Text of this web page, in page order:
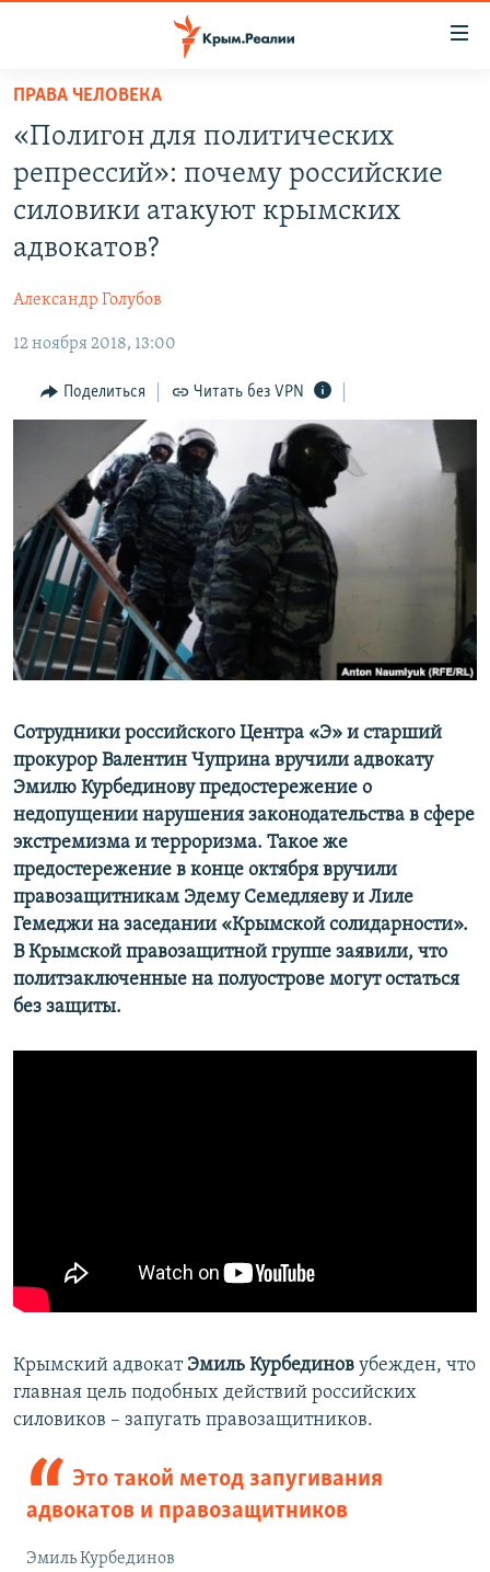
Вернуться
основному
содержанию
Вернутся
главной
Вернутся
КАРТА ВОЕННЫХ ОБЪЕКТОВ КРЫМА
ВОДА
ИНТЕРАКТИВ
ИНФОГРАФИКА
ТЕЛЕПРОЕКТ КРЫМ.РЕАЛИИ
СОВЕТЫ ПРАВОЗАЩИТНИКОВ
ПРОПАВШИЕ БЕЗ ВЕСТИ
ПОБЕДИТЕЛЕЙ НЕ СУДЯТ?
КРЫМ.НЕПОКОРЕННЫЙ
ELIFBE
УКРАИНСКАЯ ПРОБЛЕМА КРЫМА
РАДІО СВОБОДА
КАК ОБОЙТИ БЛОКИРОВКУ
Qırımtatar
ПРИСОЕДИНЯЙТЕСЬ!
Все сайты RFE/RL
ПРАВА ЧЕЛОВЕКА
«Полигон для политических
репрессий»: почему российские
силовики атакуют крымских
адвокатов?
Александр Голубов
12 ноября 2018, 13:00
Поделиться Читать без VPN
Cотрудники российского Центра «Э» и старший
прокурор Валентин Чуприна вручили адвокату
Эмилю Курбединову предостережение о
недопущении нарушения законодательства в сфере
экстремизма и терроризма. Такое же
предостережение в конце октября вручили
правозащитникам Эдему Семедляеву и Лиле
Гемеджи на заседании «Крымской солидарности».
В Крымской правозащитной группе заявили, что
политзаключенные на полуострове могут остаться
без защиты.
Крымский адвокатЭмиль Курбединов убежден, что
главная цель подобных действий российских
силовиков – запугать правозащитников.
Это такой метод запугивания
адвокатов и правозащитников
Эмиль Курбединов